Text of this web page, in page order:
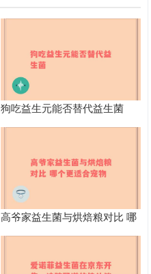
狗吃益生元能否替代益生菌
高爷家益生菌与烘焙粮对比 哪
个更适合宠物